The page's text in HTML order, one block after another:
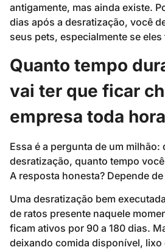
antigamente, mas ainda existe.
dias após a desratização, você
seus pets, especialmente se
Quanto tempo
vai ter que ficar
empresa toda
Essa é a pergunta de um milhão:
desratização, quanto tempo
A resposta honesta? Depende
Uma desratização bem
de ratos presente naquele
ficam ativos por 90 a 180 dias.
deixando comida disponível,